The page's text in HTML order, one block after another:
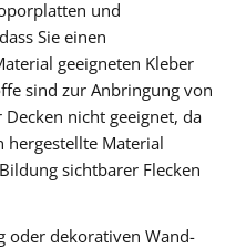
und
Sie einen
geeigneten Kleber
sind zur Anbringung von
nicht geeignet, da
hergestellte Material
sichtbarer Flecken
oder dekorativen Wand-